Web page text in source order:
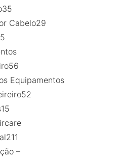
35
Cabelo29
56
Equipamentos
52
15
211
–